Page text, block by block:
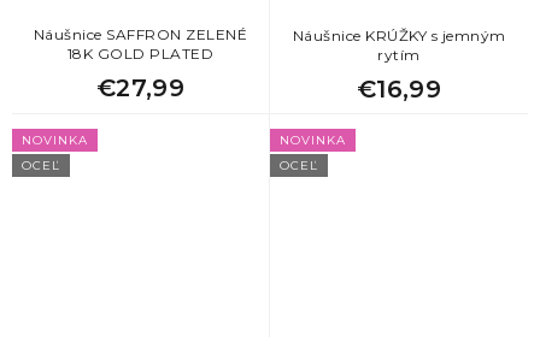
Náušnice SAFFRON ZELENÉ
18K GOLD PLATED
€27,99
Náušnice KRÚŽKY s jemným
rytím
€16,99
NOVINKA
OCEĽ
NOVINKA
OCEĽ